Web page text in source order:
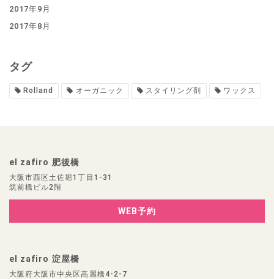
2017年9月
2017年8月
タグ
Rolland オーガニック スタイリング剤 ワックス
el zafiro 肥後橋
大阪市西区土佐堀1丁目1-31
筑前橋ビル2階
WEB予約
el zafiro 淀屋橋
大阪府大阪市中央区高麗橋4-2-7